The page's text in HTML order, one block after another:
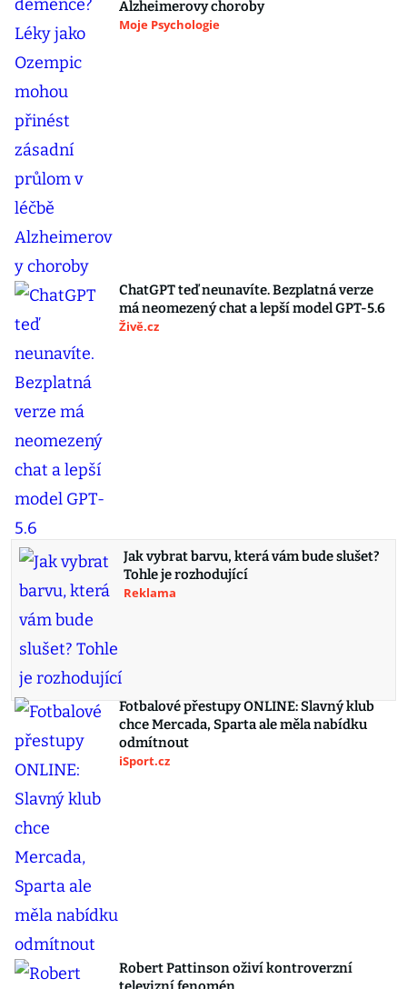
Alzheimerovy choroby
Moje Psychologie
ChatGPT teď neunavíte. Bezplatná verze
má neomezený chat a lepší model GPT-5.6
Živě.cz
Jak vybrat barvu, která vám bude slušet?
Tohle je rozhodující
Reklama
Fotbalové přestupy ONLINE: Slavný klub
chce Mercada, Sparta ale měla nabídku
odmítnout
iSport.cz
Robert Pattinson oživí kontroverzní